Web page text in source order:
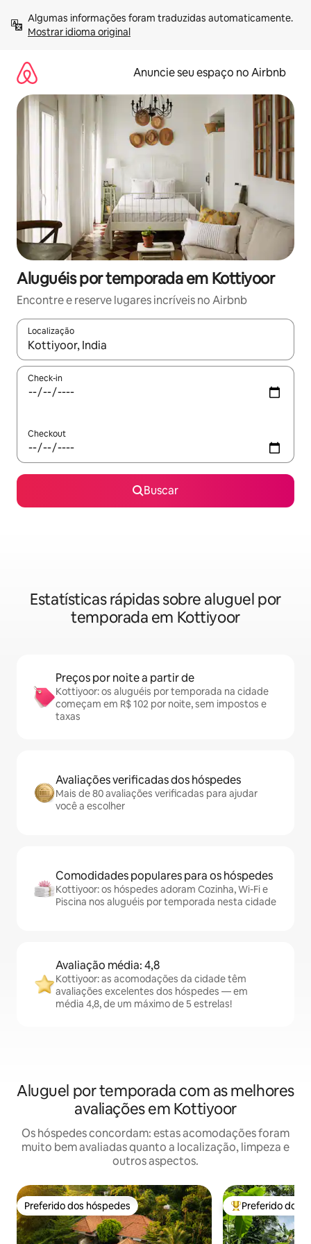
para
Mostrar idioma original
Anuncie seu espaço no Airbnb
Aluguéis por temporada em Kottiyoor
Encontre e reserve lugares incríveis no Airbnb
Localização
Quando os resultados estiverem disponíveis, explore-os
Check-in
Checkout
Buscar
Estatísticas rápidas sobre aluguel por
temporada em Kottiyoor
Preços por noite a partir de
Kottiyoor: os aluguéis por temporada na cidade
começam em R$ 102 por noite, sem impostos e
taxas
Avaliações verificadas dos hóspedes
Mais de 80 avaliações verificadas para ajudar
você a escolher
Comodidades populares para os hóspedes
Kottiyoor: os hóspedes adoram Cozinha, Wi-Fi e
Piscina nos aluguéis por temporada nesta cidade
Avaliação média: 4,8
Kottiyoor: as acomodações da cidade têm
avaliações excelentes dos hóspedes — em
média 4,8, de um máximo de 5 estrelas!
Aluguel por temporada com as melhores
avaliações em Kottiyoor
Os hóspedes concordam: estas acomodações foram
muito bem avaliadas quanto a localização, limpeza e
outros aspectos.
Preferido dos hóspedes
Preferido dos hóspedes Entre os
Preferido dos